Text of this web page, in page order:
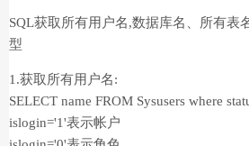
SQL获取所有用户名,数据库名、所有表
型
1.获取所有用户名:
SELECT name FROM Sysusers where
islogin='1'表示帐户